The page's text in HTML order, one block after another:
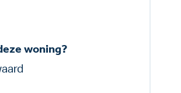
woning?